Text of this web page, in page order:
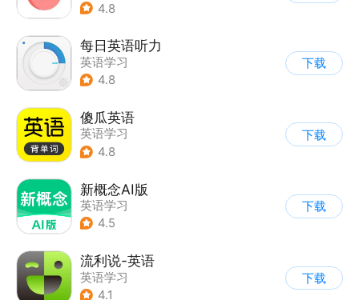
4.8
每日英语听力
英语学习
4.8
下载
傻瓜英语
英语学习
4.8
下载
新概念AI版
英语学习
4.5
下载
流利说-英语
英语学习
4.1
下载